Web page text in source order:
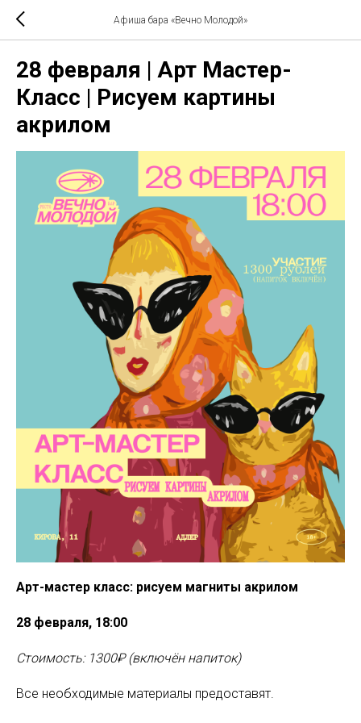
Афиша бара «Вечно Молодой»
28 февраля | Арт Мастер-
Класс | Рисуем картины
акрилом
Арт-мастер класс: рисуем магниты акрилом
28 февраля, 18:00
Стоимость: 1300₽ (включён напиток)
Все необходимые материалы предоставят.